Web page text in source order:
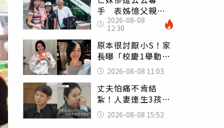
手 表姊憶父親節
前夕：小舅舅仍到
殯儀館陪她說話
2026-08-08
12:30
原本很討厭小S！家
長曝「校慶1舉動」
讓她徹底改觀 網
友洗版認證
2026-08-08 11:03
丈夫怕痛不肯結
紮！人妻連生3孩
控遭家暴淚喊：真
的好累
2026-08-08 15:52